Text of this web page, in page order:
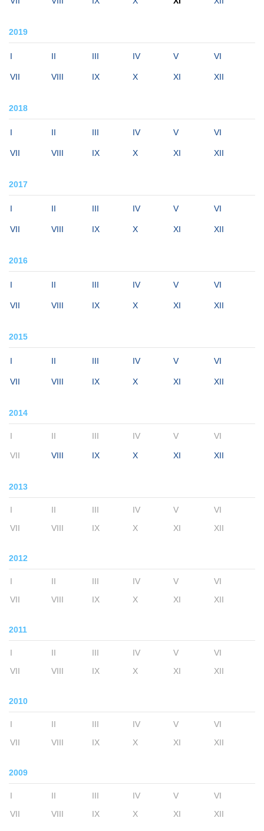
2019
I II III IV V VI
VII VIII IX X XI XII
2018
I II III IV V VI
VII VIII IX X XI XII
2017
I II III IV V VI
VII VIII IX X XI XII
2016
I II III IV V VI
VII VIII IX X XI XII
2015
I II III IV V VI
VII VIII IX X XI XII
2014
I II III IV V VI
VII VIII IX X XI XII
2013
I II III IV V
VI
VII
VIII IX X XI XII
2012
I II III IV V
VI
VII
VIII IX X XI XII
2011
I II III IV V
VI
VII
VIII IX X XI XII
2010
I II III IV V
VI
VII
VIII IX X XI XII
2009
I II III IV V
VI
VII
VIII IX X XI XII